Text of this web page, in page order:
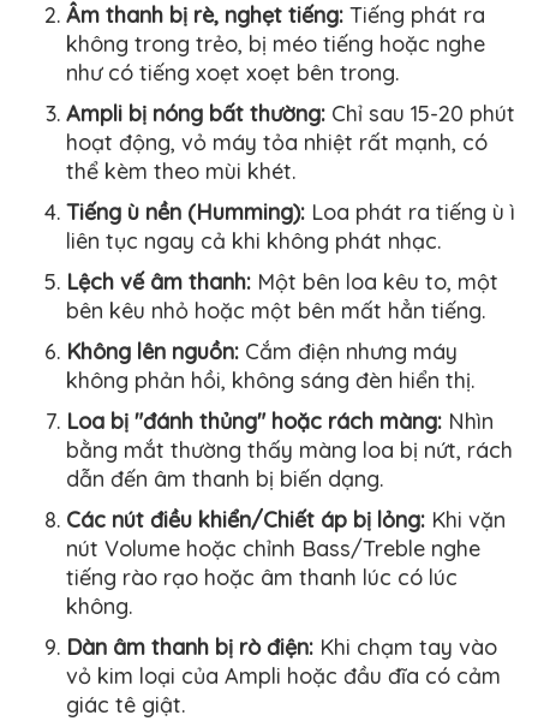
Âm thanh bị rè, nghẹt tiếng: Tiếng phát ra
không trong trẻo, bị méo tiếng hoặc nghe
như có tiếng xoẹt xoẹt bên trong.
Ampli bị nóng bất thường: Chỉ sau 15-20 phút
hoạt động, vỏ máy tỏa nhiệt rất mạnh, có
thể kèm theo mùi khét.
Tiếng ù nền (Humming): Loa phát ra tiếng ù ì
liên tục ngay cả khi không phát nhạc.
Lệch vế âm thanh: Một bên loa kêu to, một
bên kêu nhỏ hoặc một bên mất hẳn tiếng.
Không lên nguồn: Cắm điện nhưng máy
không phản hồi, không sáng đèn hiển thị.
Loa bị "đánh thủng" hoặc rách màng: Nhìn
bằng mắt thường thấy màng loa bị nứt, rách
dẫn đến âm thanh bị biến dạng.
Các nút điều khiển/Chiết áp bị lỏng: Khi vặn
nút Volume hoặc chỉnh Bass/Treble nghe
tiếng rào rạo hoặc âm thanh lúc có lúc
không.
Dàn âm thanh bị rò điện: Khi chạm tay vào
vỏ kim loại của Ampli hoặc đầu đĩa có cảm
giác tê giật.